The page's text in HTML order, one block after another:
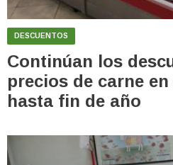
DESCUENTOS
Continúan los
precios de carne
hasta fin de año